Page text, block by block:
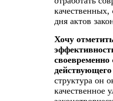
дня актов
Хочу
действующего
структура он
качественное